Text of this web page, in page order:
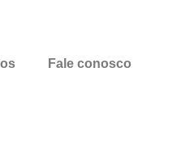
Fale conosco